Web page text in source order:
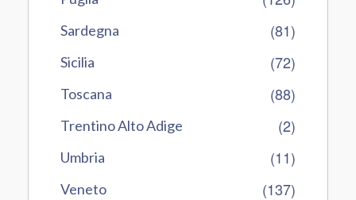
Sardegna (81)
Sicilia (72)
Toscana (88)
Trentino Alto Adige (2)
Umbria (11)
Veneto (137)